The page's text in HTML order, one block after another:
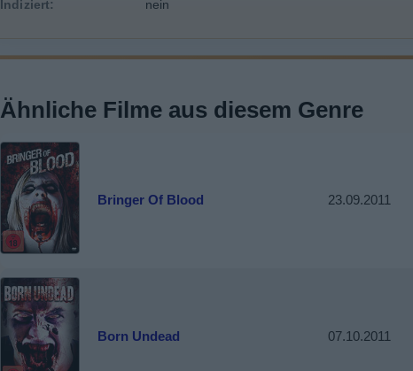
Indiziert: nein
Ähnliche Filme aus diesem Genre
Bringer Of Blood 23.09.2011
Born Undead 07.10.2011